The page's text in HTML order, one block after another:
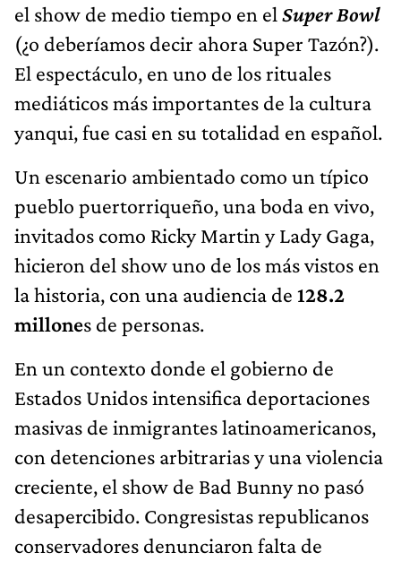
el show de medio tiempo en el Super Bowl
(¿o deberíamos decir ahora Super Tazón?).
El espectáculo, en uno de los rituales
mediáticos más importantes de la cultura
yanqui, fue casi en su totalidad en español.
Un escenario ambientado como un típico
pueblo puertorriqueño, una boda en vivo,
invitados como Ricky Martin y Lady Gaga,
hicieron del show uno de los más vistos en
la historia, con una audiencia de 128.2
millones de personas.
En un contexto donde el gobierno de
Estados Unidos intensifica deportaciones
masivas de inmigrantes latinoamericanos,
con detenciones arbitrarias y una violencia
creciente, el show de Bad Bunny no pasó
desapercibido. Congresistas republicanos
conservadores denunciaron falta de